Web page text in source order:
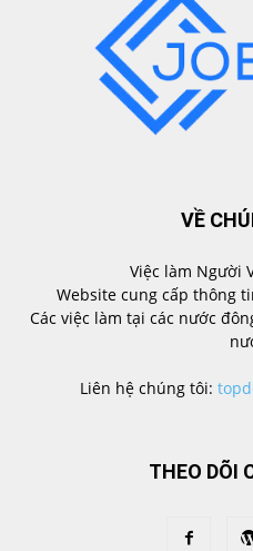
VỀ
Việc làm Người
Website cung cấp thông
Các việc làm tại các nước
Liên hệ chúng tôi:
THEO DÕI